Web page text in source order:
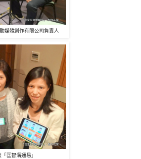
媒體創作有限公司 負責人
「匡智溝通易」